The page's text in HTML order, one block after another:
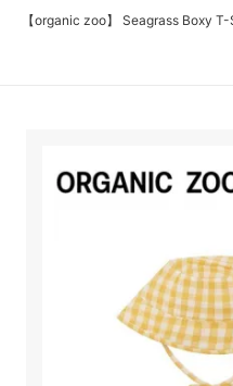
【organic zoo】 Seagrass Boxy